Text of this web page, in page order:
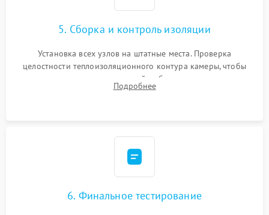
5. Сборка и контроль изоляции
Установка всех узлов на штатные места. Проверка
целостности теплоизоляционного контура камеры, чтобы
исключить перегрев кухонной мебели и потерю тепла.
Надежная фиксация клемм и сборка корпуса шкафа.
Подробнее
6. Финальное тестирование